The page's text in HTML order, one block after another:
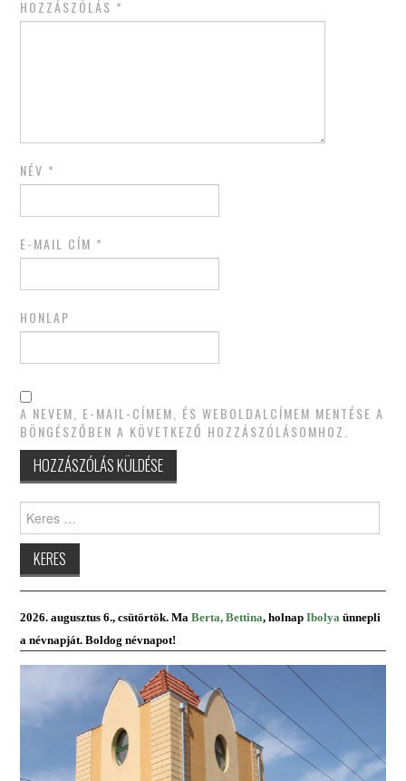
HOZZÁSZÓLÁS *
NÉV *
E-MAIL CÍM *
HONLAP
A NEVEM, E-MAIL-CÍMEM, ÉS WEBOLDALCÍMEM MENTÉSE A
BÖNGÉSZŐBEN A KÖVETKEZŐ HOZZÁSZÓLÁSOMHOZ.
Keres:
2026. augusztus 6., csütörtök. MaBerta, Bettina, holnap Ibolya ünnepli
a névnapját. Boldog névnapot!